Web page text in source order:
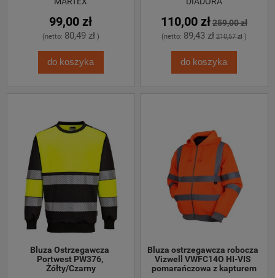
99,00 zł
(netto: 80,49 zł)
do koszyka
110,00 zł259,00 zł
(netto: 89,43 zł 210,57 zł)
do koszyka
Bluza Ostrzegawcza
Portwest PW376,
Żółty/Czarny
Bluza ostrzegawcza robocza
Vizwell VWFC14O HI-VIS
pomarańczowa z kapturem